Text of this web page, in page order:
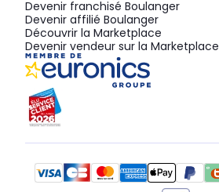
Devenir franchisé Boulanger
Devenir affilié Boulanger
Découvrir la Marketplace
Devenir vendeur sur la Marketplace